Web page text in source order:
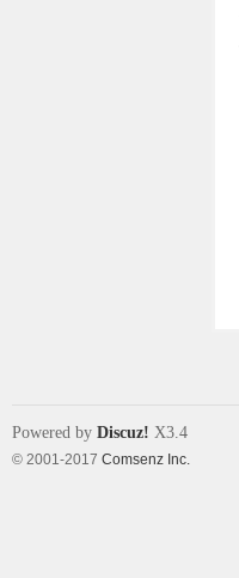
Powered by Discuz! X3.4
© 2001-2017 Comsenz Inc.